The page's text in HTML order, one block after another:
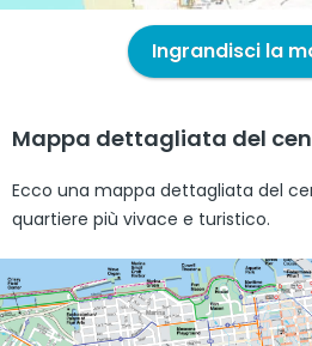
Ingrandisci la
Mappa dettagliata del
Ecco una mappa dettagliata del
quartiere più vivace e turistico.